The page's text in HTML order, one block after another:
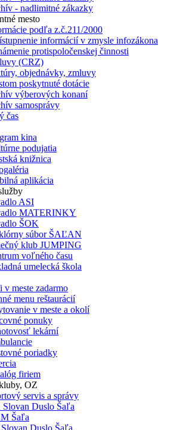
- nadlimitné zákazky
mesto
podľa z.č.211/2000
informácií v zmysle infozákona
protispoločenskej činnosti
(CRZ)
objednávky, zmluvy
poskytnuté dotácie
výberových konaní
samosprávy
čas
kina
podujatia
knižnica
aplikácia
ASI
MATERINKY
ŠOK
súbor ŠAĽAN
klub JUMPING
voľného času
umelecká škola
v meste zadarmo
menu reštaurácií
v meste a okolí
ponuky
lekární
poriadky
firiem
OZ
servis a správy
Duslo Šaľa
Šaľa